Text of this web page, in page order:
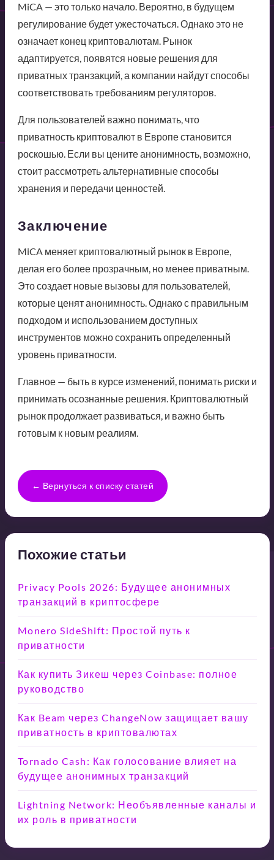
MiCA — это только начало. Вероятно, в будущем
регулирование будет ужесточаться. Однако это не
означает конец криптовалютам. Рынок
адаптируется, появятся новые решения для
приватных транзакций, а компании найдут способы
соответствовать требованиям регуляторов.
Для пользователей важно понимать, что
приватность криптовалют в Европе становится
роскошью. Если вы цените анонимность, возможно,
стоит рассмотреть альтернативные способы
хранения и передачи ценностей.
Заключение
MiCA меняет криптовалютный рынок в Европе,
делая его более прозрачным, но менее приватным.
Это создает новые вызовы для пользователей,
которые ценят анонимность. Однако с правильным
подходом и использованием доступных
инструментов можно сохранить определенный
уровень приватности.
Главное — быть в курсе изменений, понимать риски и
принимать осознанные решения. Криптовалютный
рынок продолжает развиваться, и важно быть
готовым к новым реалиям.
← Вернуться к списку статей
Похожие статьи
Privacy Pools 2026: Будущее анонимных
транзакций в криптосфере
Monero SideShift: Простой путь к
приватности
Как купить Зикеш через Coinbase: полное
руководство
Как Beam через ChangeNow защищает вашу
приватность в криптовалютах
Tornado Cash: Как голосование влияет на
будущее анонимных транзакций
Lightning Network: Необъявленные каналы и
их роль в приватности